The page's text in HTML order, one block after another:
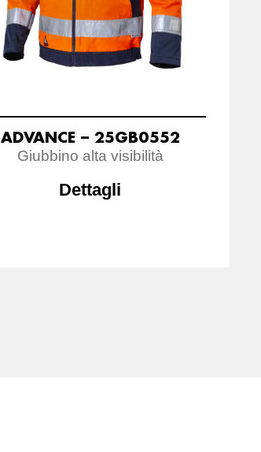
ADVANCE – 25GB0552
Giubbino alta visibilità
Dettagli